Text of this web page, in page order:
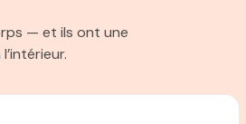
— et ils ont une